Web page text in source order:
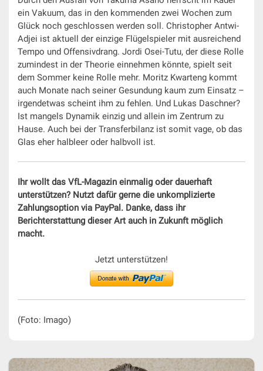
ein Vakuum, das in den kommenden zwei Wochen zum
Glück noch geschlossen werden soll. Christopher Antwi-
Adjei ist aktuell der einzige Flügelspieler mit ausreichend
Tempo und Offensivdrang. Jordi Osei-Tutu, der diese Rolle
zumindest in der Theorie einnehmen könnte, spielt seit
dem Sommer keine Rolle mehr. Moritz Kwarteng kommt
auch Monate nach seiner Gesundung kaum zum Einsatz –
irgendetwas scheint ihm zu fehlen. Und Lukas Daschner?
Ist mangels Dynamik einzig und allein im Zentrum zu
Hause. Auch bei der Transferbilanz ist somit vage, ob das
Glas eher halbleer oder halbvoll ist.
Ihr wollt das VfL-Magazin einmalig oder dauerhaft
unterstützen? Nutzt dafür gerne die unkomplizierte
Zahlungsoption via PayPal. Danke, dass ihr
Berichterstattung dieser Art auch in Zukunft möglich
macht.
Jetzt unterstützen!
(Foto: Imago)